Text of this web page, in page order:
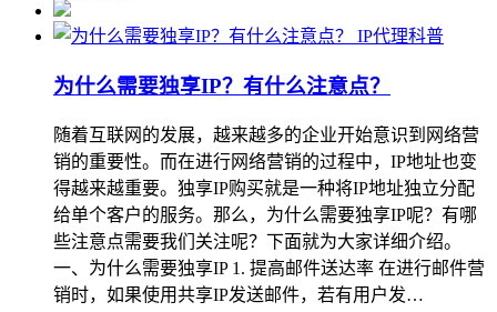
IP代理科普
为什么需要独享IP？有什么注意点？
随着互联网的发展，越来越多的企业开始意识到网络营
销的重要性。而在进行网络营销的过程中，IP地址也变
得越来越重要。独享IP购买就是一种将IP地址独立分配
给单个客户的服务。那么，为什么需要独享IP呢？有哪
些注意点需要我们关注呢？下面就为大家详细介绍。
一、为什么需要独享IP 1. 提高邮件送达率 在进行邮件营
销时，如果使用共享IP发送邮件，若有用户发…